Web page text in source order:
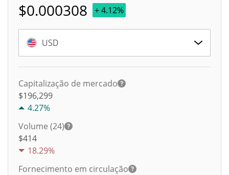
$0.000308 + 4.12%
USD
Capitalização de mercado
$196,299
4.27%
Volume (24)
$414
18.29%
Fornecimento em circulação